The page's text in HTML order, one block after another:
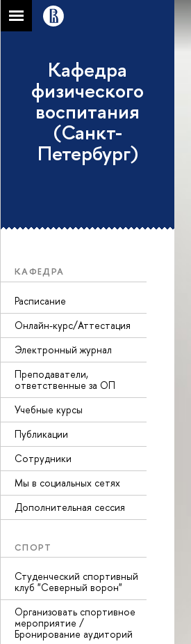
Кафедра
физического
воспитания
(Санкт-
Петербург)
КАФЕДРА
Расписание
Онлайн-курс/Аттестация
Электронный журнал
Преподаватели,
ответственные за ОП
Учебные курсы
Публикации
Сотрудники
Мы в социальных сетях
Дополнительная сессия
СПОРТ
Студенческий спортивный
клуб "Северный ворон"
Организовать спортивное
мероприятие /
Бронирование аудиторий